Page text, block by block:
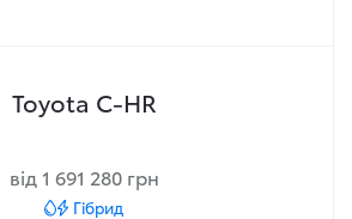
Toyota C-HR
від 1 691 280 грн
Гібрид